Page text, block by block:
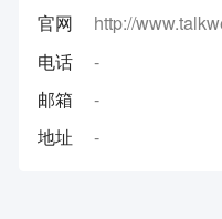
官网
http://
电话
-
邮箱
-
地址
-